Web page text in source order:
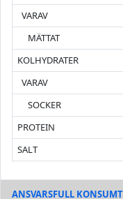
VARAV
MÄTTAT
KOLHYDRATER
VARAV
SOCKER
PROTEIN
SALT
ANSVARSFULL